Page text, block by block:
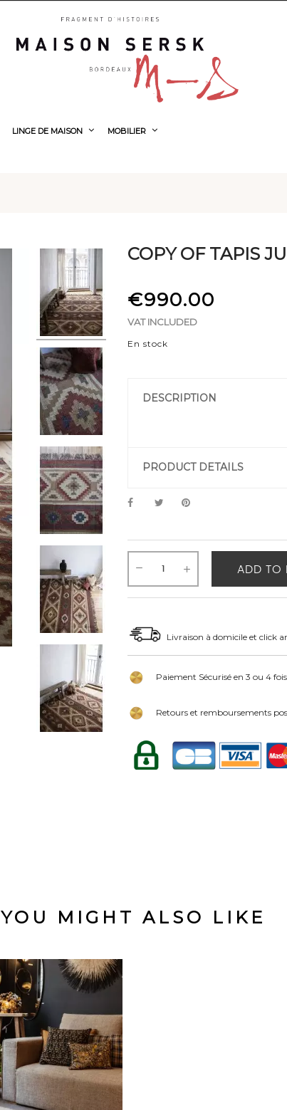
LINGE DE MAISON MOBILIER
COPY OF TAPIS
€990.00
VAT INCLUDED
En stock
DESCRIPTION
PRODUCT DETAILS
ADD TO
Livraison à domicile et click
Paiement Sécurisé en 3 ou 4 fois
Retours et remboursements
YOU MIGHT ALSO LIKE